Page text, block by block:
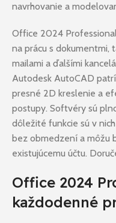
navrhovanie a
Office 2024
na prácu s dokumentmi,
mailami a ďalšími
Autodesk AutoCAD
presné 2D kreslenie a
postupy. Softvéry sú
dôležité funkcie sú v
bez obmedzení a môžu
existujúcemu účtu.
Office 2024
každodenné